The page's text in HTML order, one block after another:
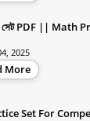
সেট PDF ||
2025
More
Set For